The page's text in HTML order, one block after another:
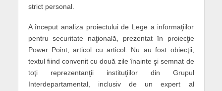
strict personal.
A început analiza proiectului de Lege a informaţiilor
pentru securitate naţională, prezentat în proiecţie
Power Point, articol cu articol. Nu au fost obiecţii,
textul fiind convenit cu două zile înainte şi semnat de
toţi reprezentanţii instituţiilor din Grupul
Interdepartamental, inclusiv de un expert al